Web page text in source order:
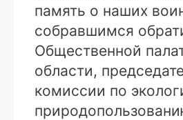
память о наших
собравшимся
Общественной
области,
комиссии по